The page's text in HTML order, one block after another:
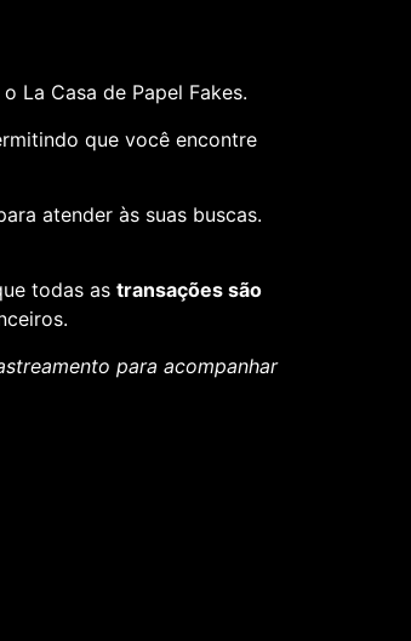
La Casa de Papel Fakes.
que você encontre
atender às suas buscas.
todas as transações são
para acompanhar